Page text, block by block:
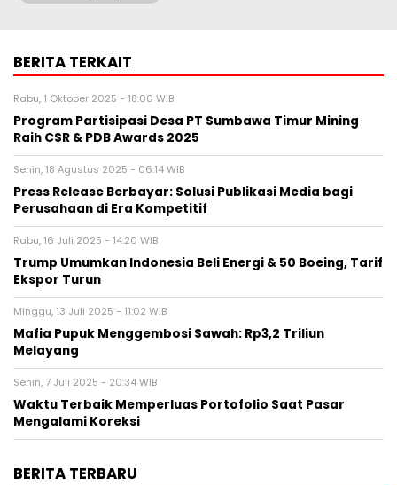
BERITA TERKAIT
Rabu, 1 Oktober 2025 - 18:00 WIB
Program Partisipasi Desa PT Sumbawa Timur Mining
Raih CSR & PDB Awards 2025
Senin, 18 Agustus 2025 - 06:14 WIB
Press Release Berbayar: Solusi Publikasi Media bagi
Perusahaan di Era Kompetitif
Rabu, 16 Juli 2025 - 14:20 WIB
Trump Umumkan Indonesia Beli Energi & 50 Boeing, Tarif
Ekspor Turun
Minggu, 13 Juli 2025 - 11:02 WIB
Mafia Pupuk Menggembosi Sawah: Rp3,2 Triliun
Melayang
Senin, 7 Juli 2025 - 20:34 WIB
Waktu Terbaik Memperluas Portofolio Saat Pasar
Mengalami Koreksi
BERITA TERBARU